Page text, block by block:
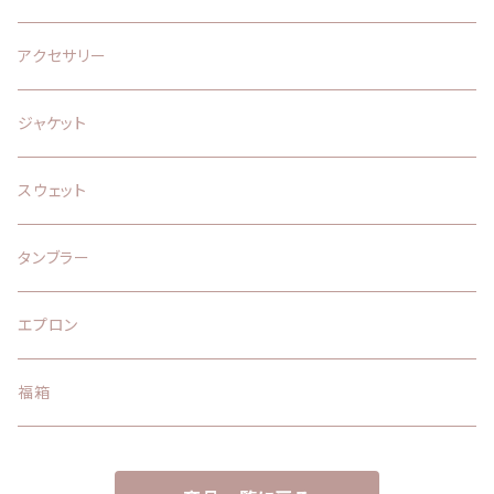
アクセサリー
ジャケット
スウェット
タンブラー
エプロン
福箱